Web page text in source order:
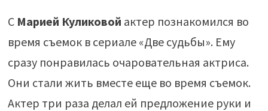
С Марией Куликовой актер познакомился во
время съемок в сериале «Две судьбы». Ему
сразу понравилась очаровательная актриса.
Они стали жить вместе еще во время съемок.
Актер три раза делал ей предложение руки и